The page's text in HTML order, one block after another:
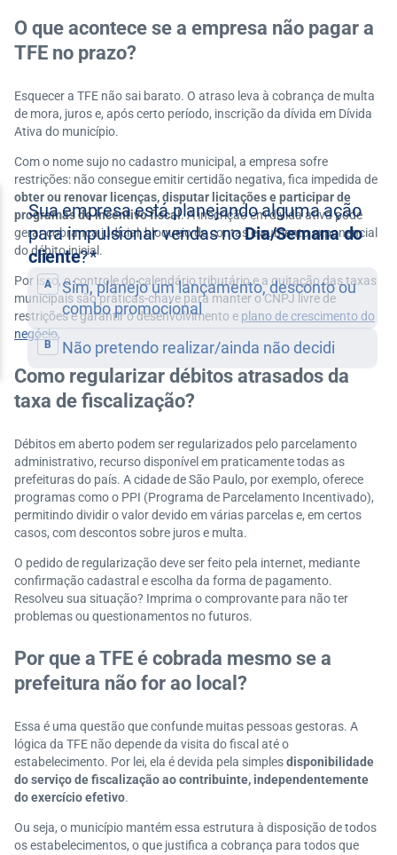
O que acontece se a empresa não pagar a
TFE no prazo?
Esquecer a TFE não sai barato. O atraso leva à cobrança de multa
de mora, juros e, após certo período, inscrição da dívida em Dívida
Ativa do município.
Com o nome sujo no cadastro municipal, a empresa sofre
restrições: não consegue emitir certidão negativa, fica impedida de
obter ou renovar licenças, disputar licitações e participar de
programas de incentivo fiscal. A inscrição em dívida ativa pode
gerar cobrança judicial, bloqueio de contas e aumento exponencial
do débito inicial.
Por isso, o controle do calendário tributário e a quitação das taxas
municipais são práticas-chave para manter o CNPJ livre de
restrições e garantir o desenvolvimento e plano de crescimento do
negócio.
Como regularizar débitos atrasados da
taxa de fiscalização?
Débitos em aberto podem ser regularizados pelo parcelamento
administrativo, recurso disponível em praticamente todas as
prefeituras do país. A cidade de São Paulo, por exemplo, oferece
programas como o PPI (Programa de Parcelamento Incentivado),
permitindo dividir o valor devido em várias parcelas e, em certos
casos, com descontos sobre juros e multa.
O pedido de regularização deve ser feito pela internet, mediante
confirmação cadastral e escolha da forma de pagamento.
Resolveu sua situação? Imprima o comprovante para não ter
problemas ou questionamentos no futuros.
Por que a TFE é cobrada mesmo se a
prefeitura não for ao local?
Essa é uma questão que confunde muitas pessoas gestoras. A
lógica da TFE não depende da visita do fiscal até o
estabelecimento. Por lei, ela é devida pela simplesdisponibilidade
do serviço de fiscalização ao contribuinte, independentemente
do exercício efetivo.
Ou seja, o município mantém essa estrutura à disposição de todos
os estabelecimentos, o que justifica a cobrança para todos que